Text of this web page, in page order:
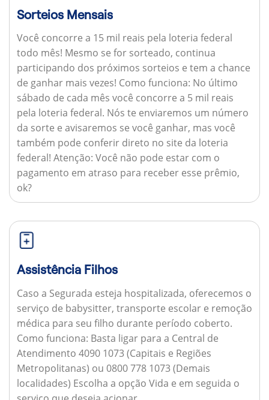
Sorteios Mensais
Você concorre a 15 mil reais pela loteria federal
todo mês! Mesmo se for sorteado, continua
participando dos próximos sorteios e tem a chance
de ganhar mais vezes! Como funciona: No último
sábado de cada mês você concorre a 5 mil reais
pela loteria federal. Nós te enviaremos um número
da sorte e avisaremos se você ganhar, mas você
também pode conferir direto no site da loteria
federal! Atenção: Você não pode estar com o
pagamento em atraso para receber esse prêmio,
ok?
Assistência Filhos
Caso a Segurada esteja hospitalizada, oferecemos o
serviço de babysitter, transporte escolar e remoção
médica para seu filho durante período coberto.
Como funciona: Basta ligar para a Central de
Atendimento 4090 1073 (Capitais e Regiões
Metropolitanas) ou 0800 778 1073 (Demais
localidades) Escolha a opção Vida e em seguida o